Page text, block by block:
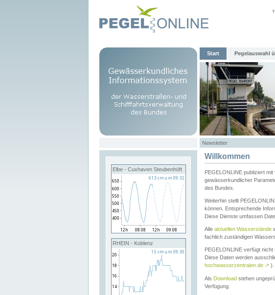
Start Pegelauswahl
Newsletter
Elbe - Cuxhaven Steubenhöft
RHEIN - Koblenz
Willkommen
PEGELONLINE publiziert
gewässerkundlicher
des Bundes.
Weiterhin stellt
können. Entsprechende
Diese Dienste umfassen
Alle aktuellen Wasserstände
fachlich zuständigen
PEGELONLINE verfügt
Diese Daten werden
hochwasserzentralen.de ↗ ).
Als Download stehen
Verfügung.